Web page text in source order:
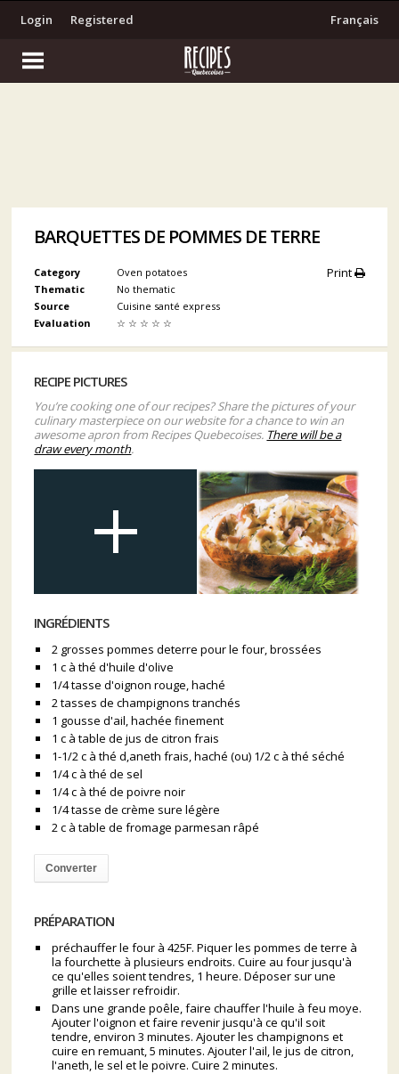
Registered
Login Français
BARQUETTES DE POMMES DE TERRE
Print
Category
Oven potatoes
Thematic
No thematic
Source
Cuisine santé express
Evaluation
☆ ☆ ☆ ☆ ☆
RECIPE PICTURES
You’re cooking one of our recipes? Share the pictures of your
culinary masterpiece on our website for a chance to win an
awesome apron from Recipes Quebecoises. There will be a
draw every month.
INGRÉDIENTS
2 grosses pommes deterre pour le four, brossées
1 c à thé d'huile d'olive
1/4 tasse d'oignon rouge, haché
2 tasses de champignons tranchés
1 gousse d'ail, hachée finement
1 c à table de jus de citron frais
1-1/2 c à thé d,aneth frais, haché (ou) 1/2 c à thé séché
1/4 c à thé de sel
1/4 c à thé de poivre noir
1/4 tasse de crème sure légère
2 c à table de fromage parmesan râpé
Converter
PRÉPARATION
préchauffer le four à 425F. Piquer les pommes de terre à
la fourchette à plusieurs endroits. Cuire au four jusqu'à
ce qu'elles soient tendres, 1 heure. Déposer sur une
grille et laisser refroidir.
Dans une grande poêle, faire chauffer l'huile à feu moye.
Ajouter l'oignon et faire revenir jusqu'à ce qu'il soit
tendre, environ 3 minutes. Ajouter les champignons et
cuire en remuant, 5 minutes. Ajouter l'ail, le jus de citron,
l'aneth, le sel et le poivre. Cuire 2 minutes.